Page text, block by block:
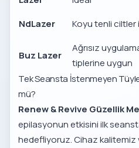
NdLazer Koyu tenli ciltler
Buz Lazer
Ağrısız
tiplerine uygun
Tek Seansta İstenmeyen
mü?
Renew & Revive Güzellik
epilasyonun etkisini ilk
hedefliyoruz. Cihaz kalitemiz